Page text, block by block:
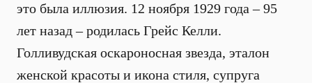
это была иллюзия. 12 ноября 1929 года – 95
лет назад – родилась Грейс Келли.
Голливудская оскароносная звезда, эталон
женской красоты и икона стиля, супруга